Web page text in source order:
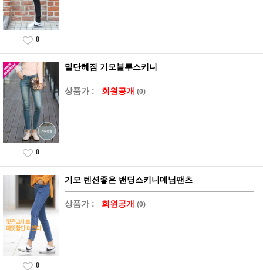
0
밑단헤짐 기모블루스키니
상품가 : 회원공개 (0)
0
기모 텐션좋은 밴딩스키니데님팬츠
상품가 : 회원공개 (0)
0